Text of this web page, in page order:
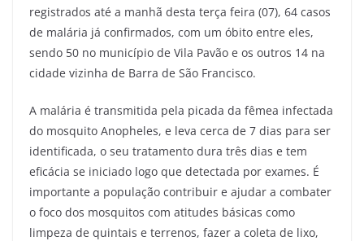
registrados até a manhã desta terça feira (07), 64 casos
de malária já confirmados, com um óbito entre eles,
sendo 50 no município de Vila Pavão e os outros 14 na
cidade vizinha de Barra de São Francisco.
A malária é transmitida pela picada da fêmea infectada
do mosquito Anopheles, e leva cerca de 7 dias para ser
identificada, o seu tratamento dura três dias e tem
eficácia se iniciado logo que detectada por exames. É
importante a população contribuir e ajudar a combater
o foco dos mosquitos com atitudes básicas como
limpeza de quintais e terrenos, fazer a coleta de lixo,